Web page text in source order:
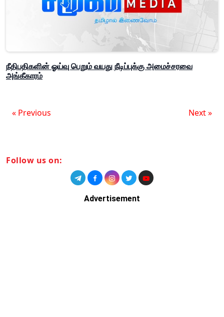
நீதிபதிகளின் ஓய்வு பெறும் வயது நீடிப்புக்கு அமைச்சரவை
அங்கீகாரம்
« Previous Next »
Follow us on:
Advertisement